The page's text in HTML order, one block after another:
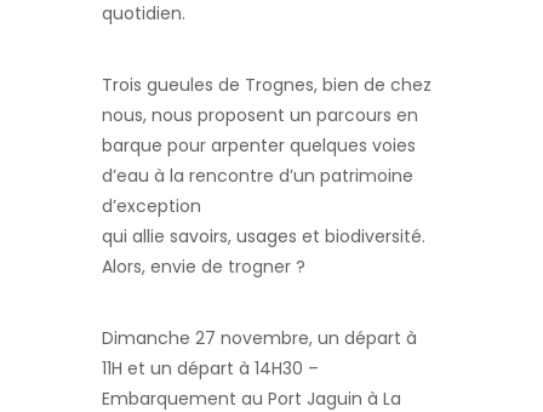
quotidien.
Trois gueules de Trognes, bien de chez
nous, nous proposent un parcours en
barque pour arpenter quelques voies
d’eau à la rencontre d’un patrimoine
d’exception
qui allie savoirs, usages et biodiversité.
Alors, envie de trogner ?
Dimanche 27 novembre, un départ à
11H et un départ à 14H30 –
Embarquement au Port Jaguin à La